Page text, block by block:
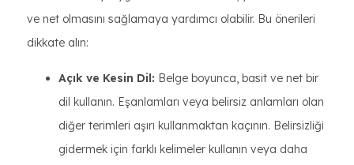
ve net olmasını sağlamaya yardımcı olabilir. Bu önerileri
dikkate alın:
Açık ve Kesin Dil: Belge boyunca, basit ve net bir
dil kullanın. Eşanlamları veya belirsiz anlamları olan
diğer terimleri aşırı kullanmaktan kaçının. Belirsizliği
gidermek için farklı kelimeler kullanın veya daha